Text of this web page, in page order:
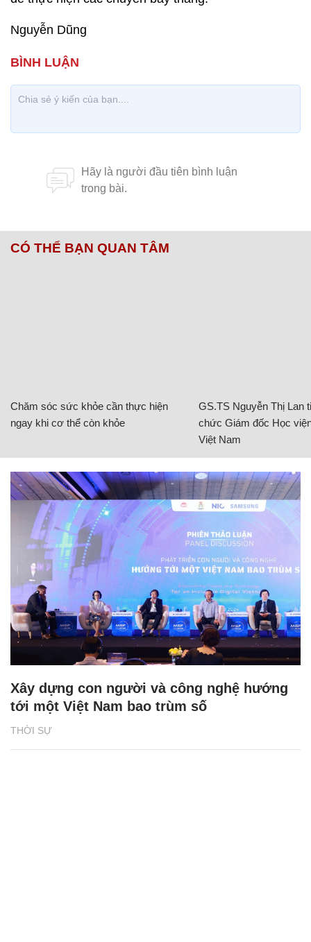
Nguyễn Dũng
CÓ THỂ BẠN QUAN TÂM
Chăm sóc sức khỏe cần thực hiện
ngay khi cơ thể còn khỏe
GS.TS Nguyễn Thị Lan
chức Giám đốc Học
Việt Nam
THỜI SỰ
Xây dựng con người và công nghệ hướng
tới một Việt Nam bao trùm số